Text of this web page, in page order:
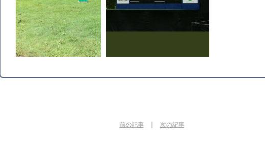
前の記事| 次の記事